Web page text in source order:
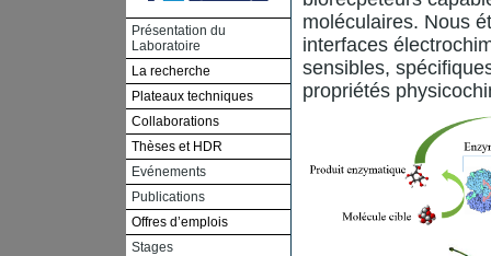
Présentation du
Laboratoire
La recherche
Plateaux techniques
Collaborations
Thèses et HDR
Evénements
Publications
Offres d’emplois
Stages
moléculaires. Nous
interfaces
sensibles,
propriétés